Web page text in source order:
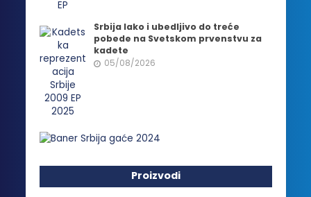
Srbija lako i ubedljivo do treće
pobede na Svetskom prvenstvu za
kadete
05/08/2026
Proizvodi